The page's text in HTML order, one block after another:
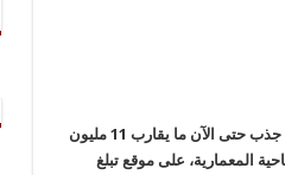
وافتتح معرض إكسبو 2020 في دبي في أكتوبر/تشرين الأول من العام الماضي، وقد جذب حتى الآن ما يقارب 11 مليون
من الناحية المعمارية، على موقع تبلغ